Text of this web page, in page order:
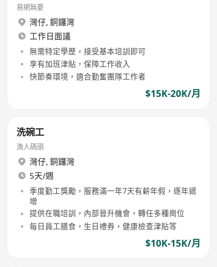
易網無憂
灣仔, 銅鑼灣
工作日面議
無需特定學歷，接受基本培訓即可
享有加班津貼，保障工作收入
快節奏環境，適合勤奮團隊工作者
$15K-20K/月
洗碗工
漁人碼頭
灣仔, 銅鑼灣
5天/週
季度勤工獎勵，服務滿一年7天有薪年假，逐年遞
增
提供在職培訓，內部晉升機會，轉任多種崗位
每日員工膳食，生日禮券，健康檢查津貼等
$10K-15K/月